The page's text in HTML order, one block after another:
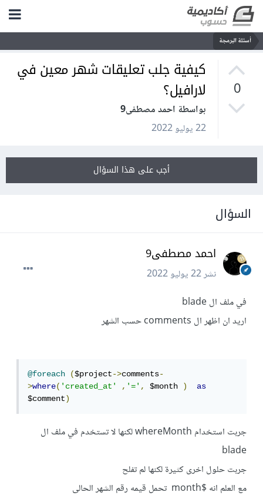
أسئلة البرمجة
0
كيفية جلب تعليقات شهر معين في
لارافيل؟
بواسطة احمد مصطفى9
22 يوليو 2022
أجب على هذا السؤال
السؤال
احمد مصطفى9
نشر22 يوليو 2022
في ملف ال blade
اريد ان اظهر ال comments حسب الشهر
@foreach ($project->comments-
>where('created_at' ,'=', $month )
as
$comment)
جربت استخدام whereMonth لكنها لا تستخدم في ملف ال
blade
جربت حلول اخرى كثيرة لكنها لم تفلح
مع العلم انه $month تحمل قيمه رقم الشهر الحالى